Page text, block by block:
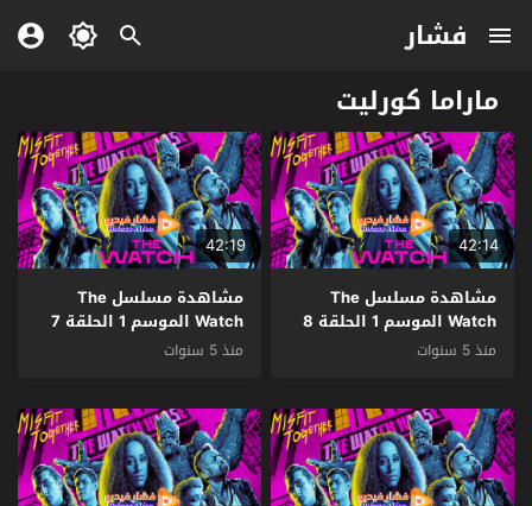
فشار
ماراما كورليت
42:14
مشاهدة مسلسل The
Watch الموسم 1 الحلقة 8
والاخيرة مترجم
منذ 5 سنوات
42:19
مشاهدة مسلسل The
Watch الموسم 1 الحلقة 7
مترجم
منذ 5 سنوات